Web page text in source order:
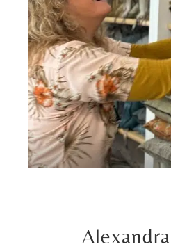
Alexandra